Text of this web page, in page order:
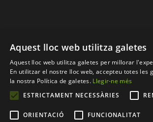
© Copyright 2012 - 2024 |
Web desenvolupada per
Aquest lloc web utilitza galetes
Aquest lloc web utilitza galetes per millorar
En utilitzar el nostre lloc web, accepteu totes les
la nostra Política de galetes. Llegir-ne més
ESTRICTAMENT NECESSÀRIES
ORIENTACIÓ FUNCIONALITAT